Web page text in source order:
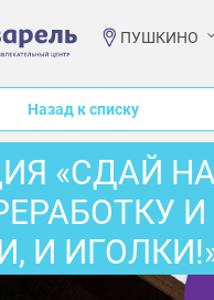
ПУШКИНО
Назад к списку
«СДАЙ
И
И